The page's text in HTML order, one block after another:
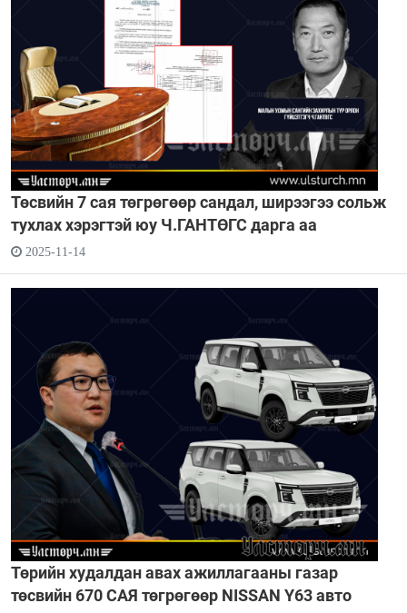
Төсвийн 7 сая төгрөгөөр сандал, ширээгээ сольж
тухлах хэрэгтэй юу Ч.ГАНТӨГС дарга аа
2025-11-14
Төрийн худалдан авах ажиллагааны газар
төсвийн 670 САЯ төгрөгөөр NISSAN Y63 авто